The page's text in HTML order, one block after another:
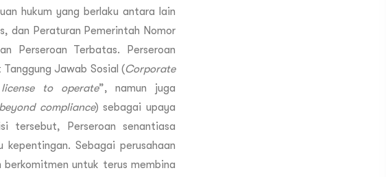
hukum yang berlaku antara lain
dan Peraturan Pemerintah Nomor
Perseroan Terbatas. Perseroan
Jawab Sosial (Corporate
to operate”, namun juga
beyond compliance) sebagai upaya
tersebut, Perseroan senantiasa
kepentingan. Sebagai perusahaan
berkomitmen untuk terus membina